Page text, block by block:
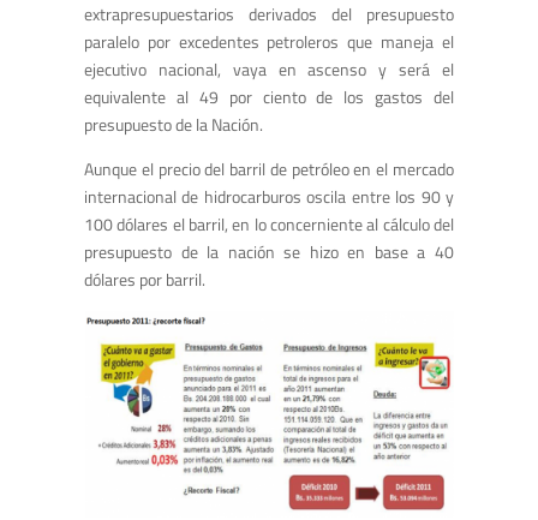
extrapresupuestarios derivados del presupuesto
paralelo por excedentes petroleros que maneja el
ejecutivo nacional, vaya en ascenso y será el
equivalente al 49 por ciento de los gastos del
presupuesto de la Nación.
Aunque el precio del barril de petróleo en el mercado
internacional de hidrocarburos oscila entre los 90 y
100 dólares el barril, en lo concerniente al cálculo del
presupuesto de la nación se hizo en base a 40
dólares por barril.